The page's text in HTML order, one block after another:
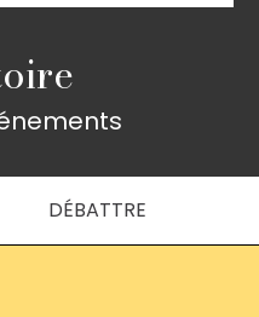
DÉBATTRE